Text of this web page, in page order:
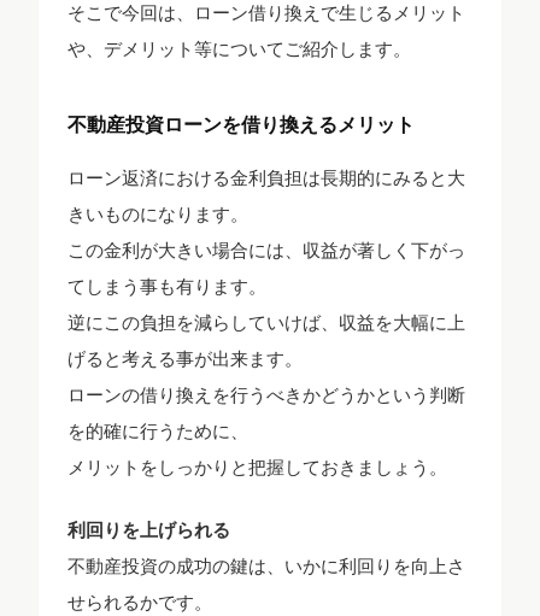
そこで今回は、ローン借り換えで生じるメリット
や、デメリット等についてご紹介します。
不動産投資ローンを借り換えるメリット
ローン返済における金利負担は長期的にみると大
きいものになります。
この金利が大きい場合には、収益が著しく下がっ
てしまう事も有ります。
逆にこの負担を減らしていけば、収益を大幅に上
げると考える事が出来ます。
ローンの借り換えを行うべきかどうかという判断
を的確に行うために、
メリットをしっかりと把握しておきましょう。
利回りを上げられる
不動産投資の成功の鍵は、いかに利回りを向上さ
せられるかです。